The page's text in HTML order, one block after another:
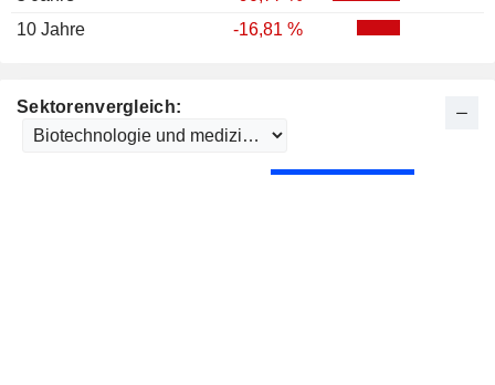
10 Jahre
-16,81 %
Sektorenvergleich: